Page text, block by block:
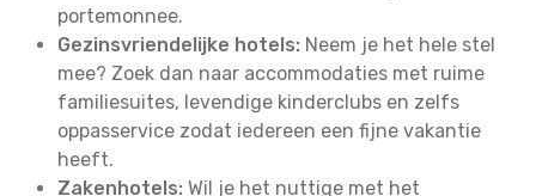
portemonnee.
Gezinsvriendelijke hotels: Neem je het hele stel
mee? Zoek dan naar accommodaties met ruime
familiesuites, levendige kinderclubs en zelfs
oppasservice zodat iedereen een fijne vakantie
heeft.
Zakenhotels: Wil je het nuttige met het